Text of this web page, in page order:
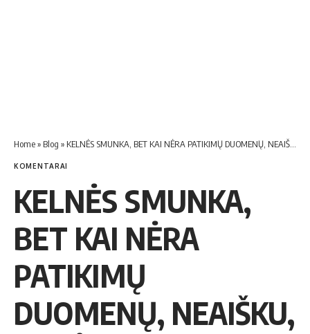
Home» Blog » KELNĖS SMUNKA, BET KAI NĖRA PATIKIMŲ DUOMENŲ, NEAIŠKU, KODĖL JOS SMUNKA?
KOMENTARAI
KELNĖS SMUNKA,
BET KAI NĖRA
PATIKIMŲ
DUOMENŲ, NEAIŠKU,